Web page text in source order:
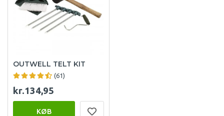
OUTWELL TELT KIT
(61)
kr.134,95
KØB